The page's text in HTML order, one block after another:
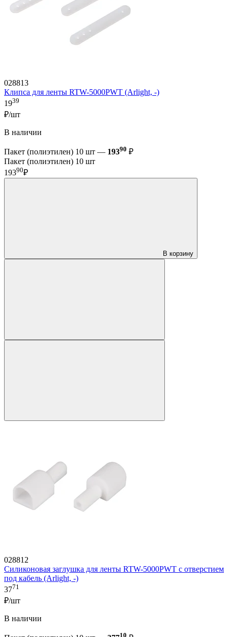
028813
Клипса для ленты RTW-5000PWT (Arlight, -)
1939
₽/шт
В наличии
Пакет (полиэтилен) 10 шт — 19390 ₽
Пакет (полиэтилен) 10 шт
19390₽
В корзину
028812
Силиконовая заглушка для ленты RTW-5000PWT с отверстием
под кабель (Arlight, -)
3771
₽/шт
В наличии
10